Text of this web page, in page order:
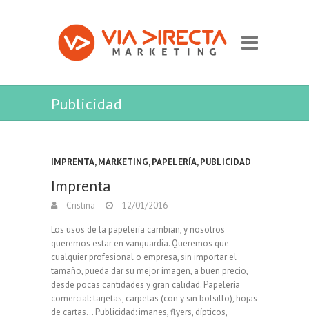
Publicidad
IMPRENTA,MARKETING,PAPELERÍA,PUBLICIDAD
Imprenta
Cristina 12/01/2016
Los usos de la papelería cambian, y nosotros
queremos estar en vanguardia. Queremos que
cualquier profesional o empresa, sin importar el
tamaño, pueda dar su mejor imagen, a buen precio,
desde pocas cantidades y gran calidad. Papelería
comercial: tarjetas, carpetas (con y sin bolsillo), hojas
de cartas… Publicidad: imanes, flyers, dípticos,